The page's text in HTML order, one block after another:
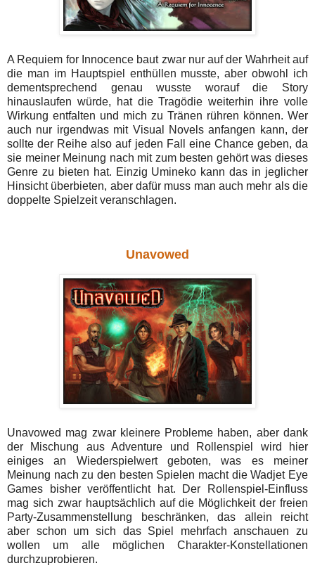
A Requiem for Innocence baut zwar nur auf der Wahrheit auf
die man im Hauptspiel enthüllen musste, aber obwohl ich
dementsprechend genau wusste worauf die Story
hinauslaufen würde, hat die Tragödie weiterhin ihre volle
Wirkung entfalten und mich zu Tränen rühren können. Wer
auch nur irgendwas mit Visual Novels anfangen kann, der
sollte der Reihe also auf jeden Fall eine Chance geben, da
sie meiner Meinung nach mit zum besten gehört was dieses
Genre zu bieten hat. Einzig Umineko kann das in jeglicher
Hinsicht überbieten, aber dafür muss man auch mehr als die
doppelte Spielzeit veranschlagen.
Unavowed
Unavowed mag zwar kleinere Probleme haben, aber dank
der Mischung aus Adventure und Rollenspiel wird hier
einiges an Wiederspielwert geboten, was es meiner
Meinung nach zu den besten Spielen macht die Wadjet Eye
Games bisher veröffentlicht hat. Der Rollenspiel-Einfluss
mag sich zwar hauptsächlich auf die Möglichkeit der freien
Party-Zusammenstellung beschränken, das allein reicht
aber schon um sich das Spiel mehrfach anschauen zu
wollen um alle möglichen Charakter-Konstellationen
durchzuprobieren.